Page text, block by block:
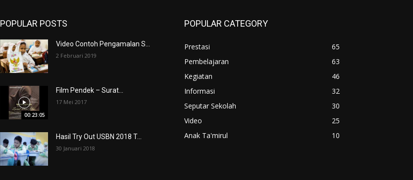
POPULAR POSTS
Video Contoh Pengamalan S...
2 Februari 2019
00:23:05
Film Pendek – Surat...
17 Mei 2017
Hasil Try Out USBN 2018 T...
30 Januari 2018
POPULAR CATEGORY
Prestasi
65
Pembelajaran
63
Kegiatan
46
Informasi
32
Seputar Sekolah
30
Video
25
Anak Ta'mirul
10